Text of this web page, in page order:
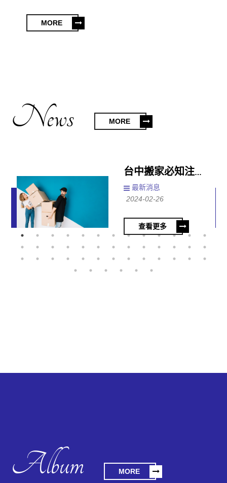
搬家新文化，在各地區搬家都榮獲肯定、推薦。
MORE
News MORE
台中搬家必知注意
事項
最新消息
2024-02-26
查看更多
Album MORE